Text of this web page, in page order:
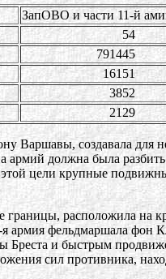
ЗапОВО и части 11-й
54
791445
16151
3852
2129
Варшавы, создавала
армий должна была
цели крупные
расположила на
я армия фельдмаршала
Бреста и быстрым
сил противника,